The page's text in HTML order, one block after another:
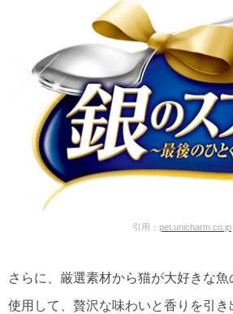
引用： pet.unicharm.co.jp
さらに、厳選素材から猫が大好きな
使用して、贅沢な味わいと香りを引